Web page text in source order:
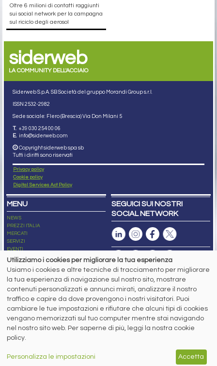
Oltre 6 milioni di contatti raggiunti
sui social network per la campagna
sul riciclo degli aerosol
siderweb
LA COMMUNITY DELL'ACCIAIO
Siderweb S.p.A. SB Società del gruppo Morandi Group s.r.l.
ISSN 2532-2982
Sede sociale: Flero (Brescia) Via Don Milani 5
T. +39 030 254 00 06
E. info@siderweb.com
Copyright siderweb spa sb
Tutti i diritti sono riservati
Privacy policy
Cookie policy
Digital Services Act Policy
MENU
NEWS
PREZZI ITALIA
MERCATI
SERVIZI
EVENTI
ABBONAMENTI
NEWSLETTER
SEGUICI SUI NOSTRI
SOCIAL NETWORK
Capitale Sociale: 190.000€ interamente versato
Registro delle Imprese di Brescia
Codice Fiscale e Partita I.V.A.:IT03562320170
R.E.A. n. 419331
www.siderweb.com: Autorizzazione del Tribunale di Brescia n. 11/2004 del 17
marzo 2004, Iscrizione al R.O.C. n. 26116.
Direttrice Responsabile:
Elisa Bonomelli
Stefano Gennari
Utilizziamo i cookies per migliorare la tua esperienza
Usiamo i cookies e altre tecniche di tracciamento per migliorare
la tua esperienza di navigazione sul nostro sito, mostrare
contenuti personalizzati e annunci mirati, analizzare il nostro
traffico e capire da dove provengono i nostri visitatori. Puoi
cambiare le tue impostazioni e rifiutare che alcuni tipi di cookies
vengano memorizzati sul tuo computer mentre stai navigando
nel nostro sito web. Per saperne di più, leggi la nostra cookie
policy.
Personalizza le impostazioni Accetta